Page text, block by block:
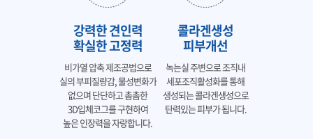
강력한 견인력
확실한 고정력
비가열 압축 제조공법으로
실의 부피질량감, 물성변화가
없으며 단단하고 촘촘한
3D입체코그를 구현하여
높은 인장력을 자랑합니다.
콜라겐생성
피부개선
녹는실 주변으로 조직내
세포조직활성화를 통해
생성되는 콜라겐생성으로
탄력있는 피부가 됩니다.